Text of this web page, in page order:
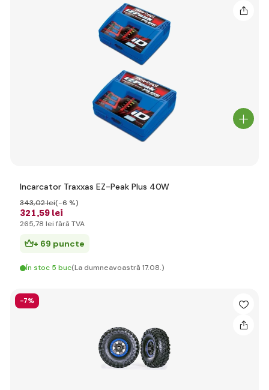
Incarcator Traxxas EZ-Peak Plus 40W
321,59 lei
343,02 lei(-6 %)
265,78 lei fără TVA
+ 69 puncte
În stoc 5 buc(La dumneavoastră 17.08.)
-7%